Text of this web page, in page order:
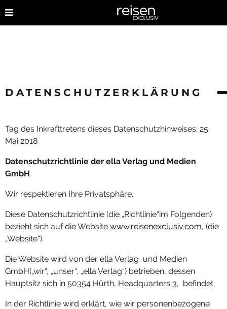
DATENSCHUTZERKLÄRUNG
Tag des Inkrafttretens dieses Datenschutzhinweises: 25.
Mai 2018
Datenschutzrichtlinie der ella Verlag und Medien
GmbH
Wir respektieren Ihre Privatsphäre.
Diese Datenschutzrichtlinie (die „Richtlinie“im Folgenden)
bezieht sich auf die Website www.reisenexclusiv.com, (die
„Website“).
Die Website wird von der ella Verlag und Medien
GmbH(„wir“, „unser“, „ella Verlag“) betrieben, dessen
Hauptsitz sich in 50354 Hürth, Headquarters 3, befindet.
In der Richtlinie wird erklärt, wie wir personenbezogene